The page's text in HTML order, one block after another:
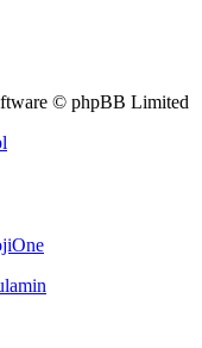
© phpBB Limited